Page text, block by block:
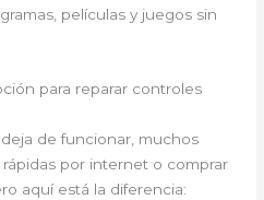
películas y juegos sin
para reparar controles
de funcionar, muchos
por internet o comprar
aquí está la diferencia: